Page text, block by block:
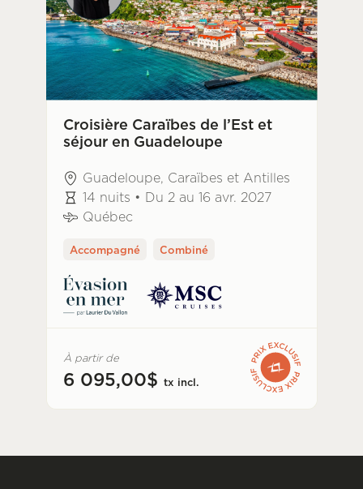
Croisière Caraïbes de l’Est et
séjour en Guadeloupe
Guadeloupe, Caraïbes et Antilles
14 nuits • Du 2 au 16 avr. 2027
Québec
Accompagné Combiné
À partir de
6 095,00$ tx incl.